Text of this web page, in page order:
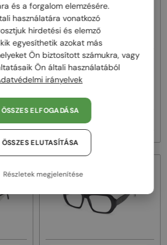
EGYFÓKUSZÚ LENCSÉVEL PLUSZ
25 000 FT
Moncler—
ML5202 - 036 - 56
és a forgalom elemzésére.
használatára vonatkozó
hirdetési és elemző
egyesíthetik azokat más
Ön biztosított számukra, vagy
Ön általi használatából
irányelvek
ÖSSZES ELFOGADÁSA
ÖSSZES ELUTASÍTÁSA
Részletek megjelenítése